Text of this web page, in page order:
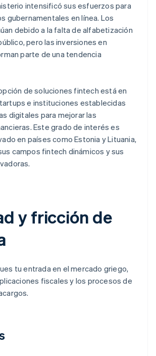
intensificó sus esfuerzos para
gubernamentales en línea. Los
debido a la falta de alfabetización
pero las inversiones en
parte de una tendencia
de soluciones fintech está en
e instituciones establecidas
digitales para mejorar las
Este grado de interés es
en países como Estonia y Lituania,
campos fintech dinámicos y sus
y fricción de
tu entrada en el mercado griego,
fiscales y los procesos de